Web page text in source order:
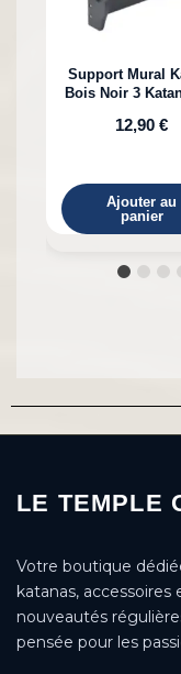
Support Mural
Bois Noir 3
12,90 €
Ajouter au
panier
LE TEMPLE
Votre boutique
katanas,
nouveautés
pensée pour les